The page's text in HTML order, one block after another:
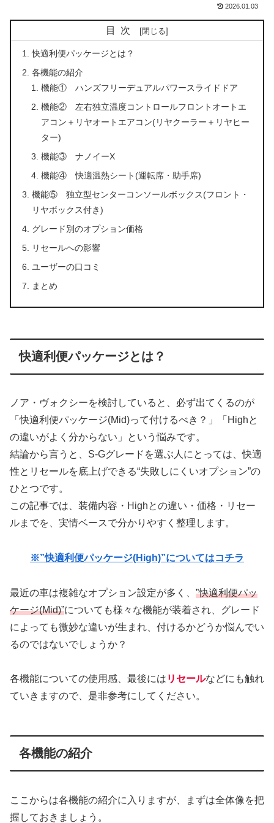
2026.01.03
目次
快適利便パッケージとは？
各機能の紹介
機能① ハンズフリーデュアルパワースライドドア
機能② 左右独立温度コントロールフロントオートエ
アコン＋リヤオートエアコン(リヤクーラー＋リヤヒー
ター)
機能③ ナノイーX
機能④ 快適温熱シート(運転席・助手席)
機能⑤ 独立型センターコンソールボックス(フロント・
リヤボックス付き)
グレード別のオプション価格
リセールへの影響
ユーザーの口コミ
まとめ
快適利便パッケージとは？
ノア・ヴォクシーを検討していると、必ず出てくるのが
「快適利便パッケージ(Mid)って付けるべき？」「Highと
の違いがよく分からない」という悩みです。
結論から言うと、S-Gグレードを選ぶ人にとっては、快適
性とリセールを底上げできる“失敗しにくいオプション”の
ひとつです。
この記事では、装備内容・Highとの違い・価格・リセー
ルまでを、実情ベースで分かりやすく整理します。
※”快適利便パッケージ(High)”についてはコチラ
最近の車は複雑なオプション設定が多く、 ”快適利便パッ
ケージ(Mid)”についても様々な機能が装着され、グレード
によっても微妙な違いが生まれ、付けるかどうか悩んでい
るのではないでしょうか？
各機能についての使用感、最後には リセールなどにも触れ
ていきますので、是非参考にしてください。
各機能の紹介
ここからは各機能の紹介に入りますが、まずは全体像を把
握しておきましょう。